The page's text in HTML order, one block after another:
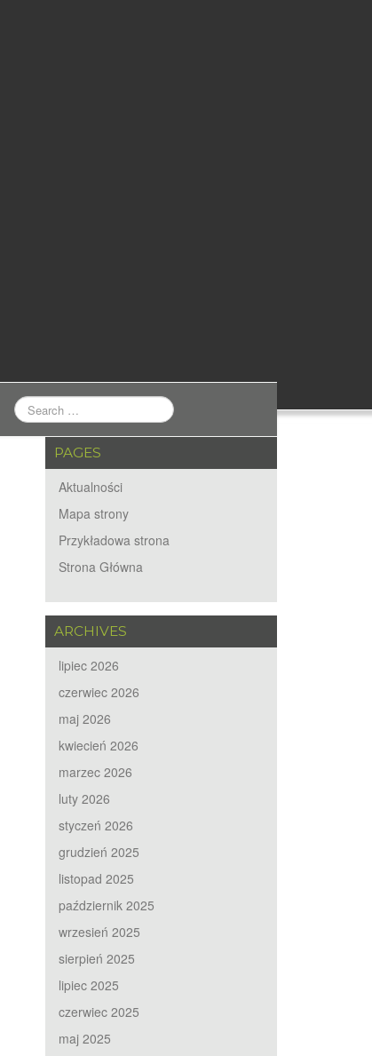
PAGES
Aktualności
Mapa strony
Przykładowa strona
Strona Główna
ARCHIVES
lipiec 2026
czerwiec 2026
maj 2026
kwiecień 2026
marzec 2026
luty 2026
styczeń 2026
grudzień 2025
listopad 2025
październik 2025
wrzesień 2025
sierpień 2025
lipiec 2025
czerwiec 2025
maj 2025